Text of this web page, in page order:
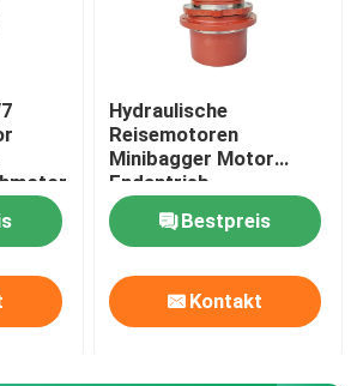
Gang
Gang
Hydraulische
Reisemotoren
Minibagger Motor
Endantrieb
Bestpreis
Kontakt